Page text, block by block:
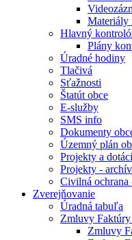
Materiály
Hlavný
Plány
Úradné hodiny
Tlačivá
Sťažnosti
Štatút obce
E-služby
SMS info
Dokumenty
Územný plán
Projekty a
Projekty - archív
Civilná ochrana
Zverejňovanie
Úradná tabuľa
Zmluvy
Zmluvy